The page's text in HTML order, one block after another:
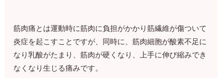
筋肉痛とは運動時に筋肉に負担がかかり筋繊維が傷ついて
炎症を起こすことですが、同時に、筋肉細胞が酸素不足に
なり乳酸がたまり、筋肉が硬くなり、上手に伸び縮みでき
なくなり生じる痛みです。